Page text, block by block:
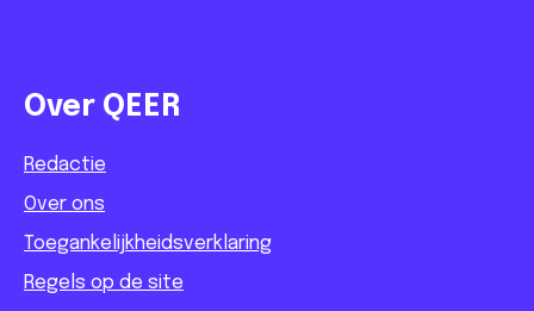
Over QEER
Redactie
Over ons
Toegankelijkheidsverklaring
Regels op de site